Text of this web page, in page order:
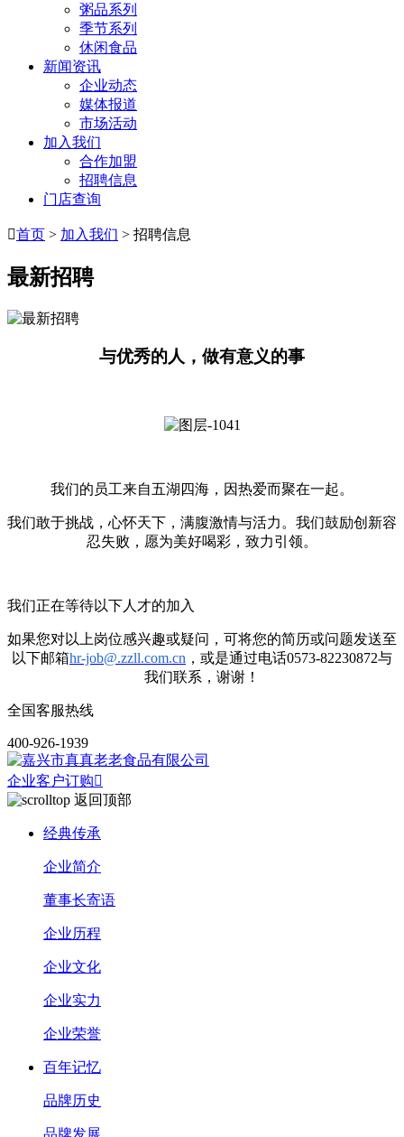
粥品系列
季节系列
休闲食品
新闻资讯
企业动态
媒体报道
市场活动
加入我们
合作加盟
招聘信息
门店查询
首页 > 加入我们 > 招聘信息
最新招聘
与优秀的人，做有意义的事
我们的员工来自五湖四海，因热爱而聚在一起。
我们敢于挑战，心怀天下，满腹激情与活力。我们鼓励创新容
忍失败，愿为美好喝彩，致力引领。
我们正在等待以下人才的加入
如果您对以上岗位感兴趣或疑问，可将您的简历或问题发送至
以下邮箱hr-job@.zzll.com.cn ，或是通过电话0573-82230872与
我们联系，谢谢！
全国客服热线
400-926-1939
企业客户订购
返回顶部
经典传承
企业简介
董事长寄语
企业历程
企业文化
企业实力
企业荣誉
百年记忆
品牌历史